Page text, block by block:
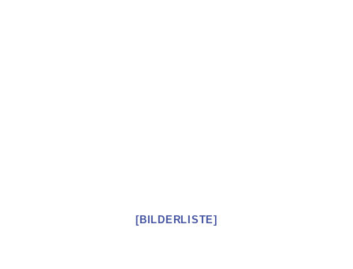
[BILDERLISTE]